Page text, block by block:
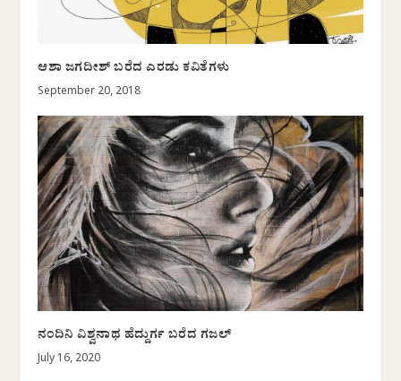
ಆಶಾ ಜಗದೀಶ್ ಬರೆದ ಎರಡು ಕವಿತೆಗಳು
September 20, 2018
ನಂದಿನಿ ವಿಶ್ವನಾಥ ಹೆದ್ದುರ್ಗ ಬರೆದ ಗಜಲ್
July 16, 2020